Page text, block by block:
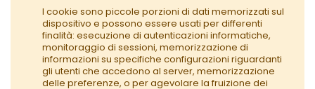
I cookie sono piccole porzioni di dati memorizzati sul
dispositivo e possono essere usati per differenti
finalità: esecuzione di autenticazioni informatiche,
monitoraggio di sessioni, memorizzazione di
informazioni su specifiche configurazioni riguardanti
gli utenti che accedono al server, memorizzazione
delle preferenze, o per agevolare la fruizione dei